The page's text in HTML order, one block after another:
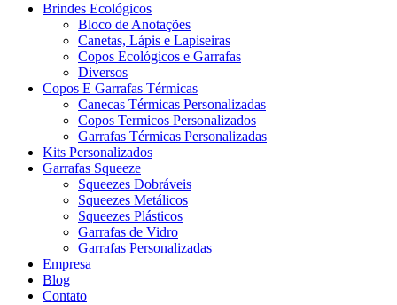
Brindes Ecológicos
Bloco de Anotações
Canetas, Lápis e Lapiseiras
Copos Ecológicos e Garrafas
Diversos
Copos E Garrafas Térmicas
Canecas Térmicas Personalizadas
Copos Termicos Personalizados
Garrafas Térmicas Personalizadas
Kits Personalizados
Garrafas Squeeze
Squeezes Dobráveis
Squeezes Metálicos
Squeezes Plásticos
Garrafas de Vidro
Garrafas Personalizadas
Empresa
Blog
Contato